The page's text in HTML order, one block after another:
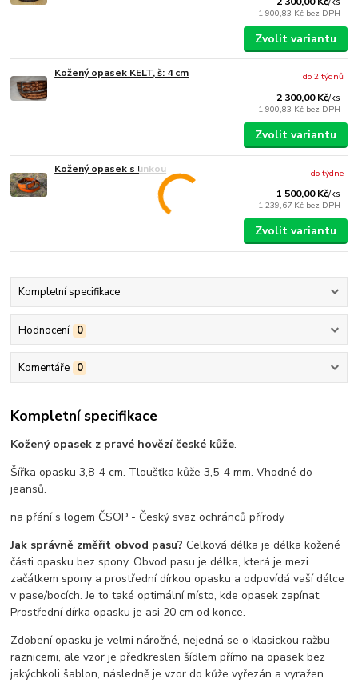
1 900,83 Kč bez DPH
Zvolit variantu
Kožený opasek KELT, š: 4 cm
2 300,00 Kč/ks
1 900,83 Kč bez DPH
do 2 týdnů
Zvolit variantu
Kožený opasek s linkou
1 500,00 Kč/ks
1 239,67 Kč bez DPH
do týdne
Zvolit variantu
Kompletní specifikace
Hodnocení 0
Komentáře 0
Kompletní specifikace
Kožený opasek z pravé hovězí české kůže.
Šířka opasku 3,8-4 cm. Tloušťka kůže 3,5-4 mm. Vhodné do
jeansů.
na přání s logem ČSOP - Český svaz ochránců přírody
Jak správně změřit obvod pasu?Celková délka je délka kožené
části opasku bez spony. Obvod pasu je délka, která je mezi
začátkem spony a prostřední dírkou opasku a odpovídá vaší délce
v pase/bocích. Je to také optimální místo, kde opasek zapínat.
Prostřední dírka opasku je asi 20 cm od konce.
Zdobení opasku je velmi náročné, nejedná se o klasickou ražbu
raznicemi, ale vzor je předkreslen šídlem přímo na opasek bez
jakýchkoli šablon, následně je vzor do kůže vyřezán a vyražen.